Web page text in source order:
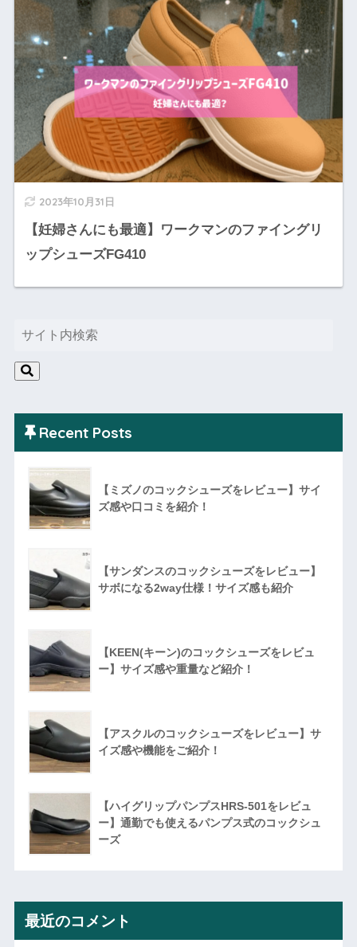
2023年10月31日
【妊婦さんにも最適】ワークマンのファイングリ
ップシューズFG410
Recent Posts
【ミズノのコックシューズをレビュー】サイ
ズ感や口コミを紹介！
【サンダンスのコックシューズをレビュー】
サボになる2way仕様！サイズ感も紹介
【KEEN(キーン)のコックシューズをレビュ
ー】サイズ感や重量など紹介！
【アスクルのコックシューズをレビュー】サ
イズ感や機能をご紹介！
【ハイグリップパンプスHRS-501をレビュ
ー】通勤でも使えるパンプス式のコックシュ
ーズ
最近のコメント